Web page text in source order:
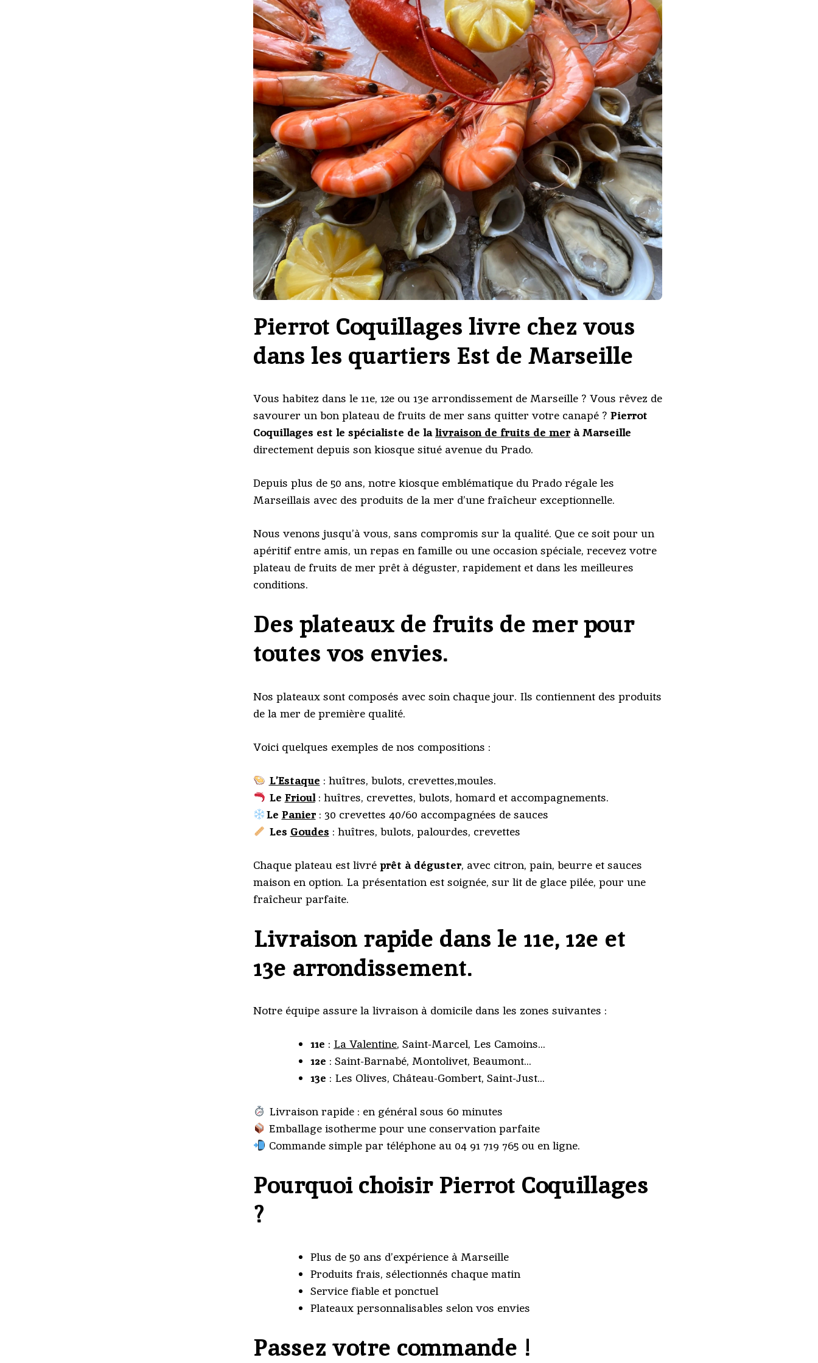
Pierrot Coquillages livre chez vous
dans les quartiers Est de Marseille
Vous habitez dans le 11e, 12e ou 13e arrondissement de Marseille ? Vous rêvez de
savourer un bon plateau de fruits de mer sans quitter votre canapé ? Pierrot
Coquillages est le spécialiste de lalivraison de fruits de mer à Marseille
directement depuis son kiosque situé avenue du Prado.
Depuis plus de 50 ans, notre kiosque emblématique du Prado régale les
Marseillais avec des produits de la mer d’une fraîcheur exceptionnelle.
Nous venons jusqu’à vous, sans compromis sur la qualité. Que ce soit pour un
apéritif entre amis, un repas en famille ou une occasion spéciale, recevez votre
plateau de fruits de mer prêt à déguster, rapidement et dans les meilleures
conditions.
Des plateaux de fruits de mer pour
toutes vos envies.
Nos plateaux sont composés avec soin chaque jour. Ils contiennent des produits
de la mer de première qualité.
Voici quelques exemples de nos compositions :
L’Estaque : huîtres, bulots, crevettes,moules.
Le Frioul: huîtres, crevettes, bulots, homard et accompagnements.
Le Panier: 30 crevettes 40/60 accompagnées de sauces
Les Goudes : huîtres, bulots, palourdes, crevettes
Chaque plateau est livré prêt à déguster, avec citron, pain, beurre et sauces
maison en option. La présentation est soignée, sur lit de glace pilée, pour une
fraîcheur parfaite.
Livraison rapide dans le 11e, 12e et
13e arrondissement.
Notre équipe assure la livraison à domicile dans les zones suivantes :
11e : La Valentine, Saint-Marcel, Les Camoins…
12e : Saint-Barnabé, Montolivet, Beaumont…
13e : Les Olives, Château-Gombert, Saint-Just…
Livraison rapide : en général sous 60 minutes
Emballage isotherme pour une conservation parfaite
Commande simple par téléphone au 04 91 719 765 ou en ligne.
Pourquoi choisir Pierrot Coquillages
?
Plus de 50 ans d’expérience à Marseille
Produits frais, sélectionnés chaque matin
Service fiable et ponctuel
Plateaux personnalisables selon vos envies
Passez votre commande !